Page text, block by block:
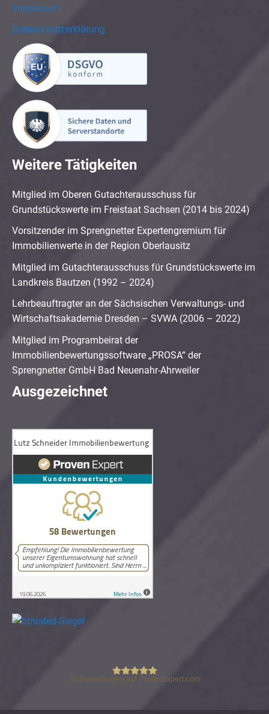
Impressum
Datenschutzerklärung
Weitere Tätigkeiten
Mitglied im Oberen Gutachterausschuss für
Grundstückswerte im Freistaat Sachsen (2014 bis 2024)
Vorsitzender im Sprengnetter Expertengremium für
Immobilienwerte in der Region Oberlausitz
Mitglied im Gutachterausschuss für Grundstückswerte im
Landkreis Bautzen (1992 – 2024)
Lehrbeauftragter an der Sächsischen Verwaltungs- und
Wirtschaftsakademie Dresden – SVWA (2006 – 2022)
Mitglied im Programbeirat der
Immobilienbewertungssoftware „PROSA“ der
Sprengnetter GmbH Bad Neuenahr-Ahrweiler
Ausgezeichnet
Lutz Schneider Immobilienbewertung
58 Bewertungen auf ProvenExpert.com